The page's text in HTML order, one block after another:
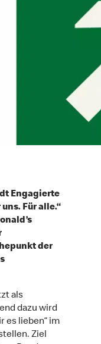
Engagierte
Für alle.“
der
als
dazu wird
es lieben“ im
Ziel